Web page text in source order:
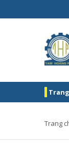
Trang